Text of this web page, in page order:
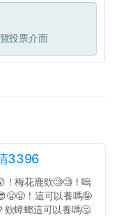
投票介面
3396
！梅花鹿欸🧐🧐！嗚
！這可以養嗎🤪
欸蟑螂這可以養嗎🤔